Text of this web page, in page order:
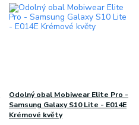
Odolný obal Mobiwear Elite Pro -
Samsung Galaxy S10 Lite - E014E
Krémové květy